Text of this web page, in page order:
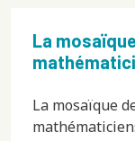
La
La mosaïque